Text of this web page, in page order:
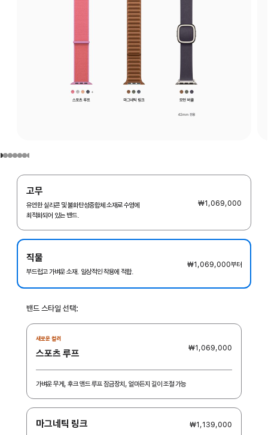
고무
유연한 실리콘 및 불화탄성중합체 소재로 수영에
최적화되어 있는 밴드.
₩1,069,000
직물
부드럽고 가벼운 소재. 일상적인 착용에 적합.
₩1,069,000부터
밴드 스타일 선택:
새로운 컬러
스포츠 루프 ₩1,069,000
가벼운 무게, 후크 앤드 루프 잠금장치, 얼마든지 길이 조절 가능
마그네틱 링크 ₩1,139,000